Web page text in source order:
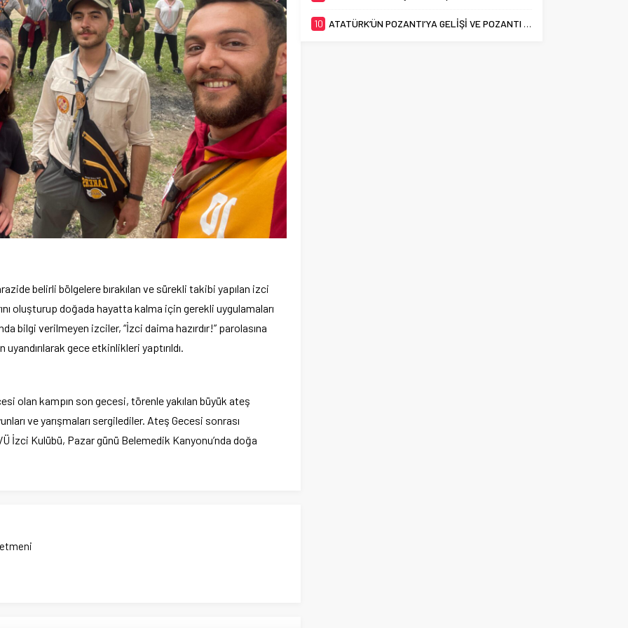
belirli bölgelere bırakılan ve sürekli takibi yapılan izci
oluşturup doğada hayatta kalma için gerekli uygulamaları
bilgi verilmeyen izciler, “İzci daima hazırdır!” parolasına
gece etkinlikleri yaptırıldı.
olan kampın son gecesi, törenle yakılan büyük ateş
ve yarışmaları sergilediler. Ateş Gecesi sonrası
İzci Kulübü, Pazar günü Belemedik Kanyonu’nda doğa
10 ATATÜRK’ÜN POZANTI’YA GELİŞİ VE POZANTI KONGRESİ’NİN 106. YILI KUTLANDI